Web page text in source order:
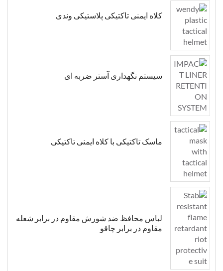
کلاه ایمنی تاکتیکی پلاستیکی وندی
سیستم نگهداری آستر ضربه ای
ماسک تاکتیکی با کلاه ایمنی تاکتیکی
لباس محافظ ضد شورش مقاوم در برابر شعله
مقاوم در برابر چاقو